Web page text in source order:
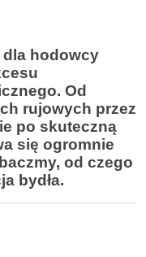
hodowcy
Od
rujowych przez
po skuteczną
się ogromnie
od czego
bydła.